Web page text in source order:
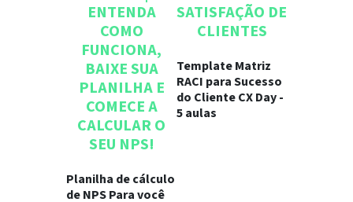
ENTENDA
COMO
FUNCIONA,
BAIXE SUA
PLANILHA E
COMECE A
CALCULAR O
SEU NPS!
Planilha de cálculo
de NPS Para você
SATISFAÇÃO DE
CLIENTES
Template Matriz
RACI para Sucesso
do Cliente CX Day -
5 aulas